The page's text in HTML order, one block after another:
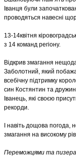
Іванця були
проводяться навесні
13-14квітня
з 14 команд регіону.
Відкрив змагання
Заболотний, який
всебічну підтримку
син Костянтин та
Іванець, які своєю
рекорди.
І навіть дощова погода,
змагання на високому
Переможцями та